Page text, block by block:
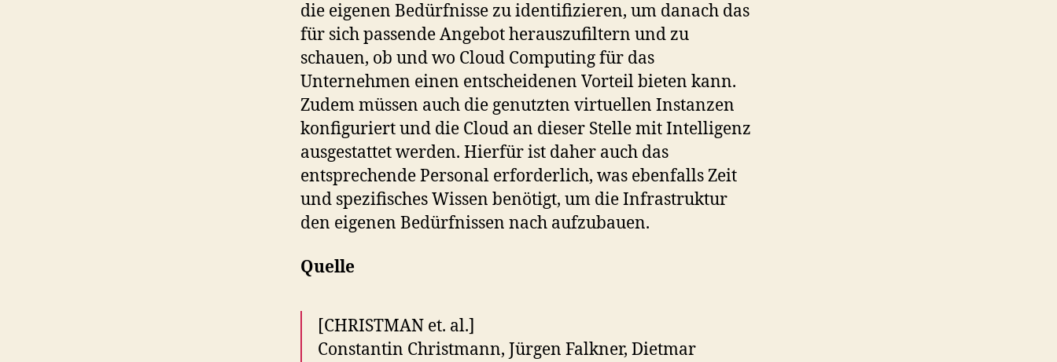
die eigenen Bedürfnisse zu identifizieren, um danach das
für sich passende Angebot herauszufiltern und zu
schauen, ob und wo Cloud Computing für das
Unternehmen einen entscheidenen Vorteil bieten kann.
Zudem müssen auch die genutzten virtuellen Instanzen
konfiguriert und die Cloud an dieser Stelle mit Intelligenz
ausgestattet werden. Hierfür ist daher auch das
entsprechende Personal erforderlich, was ebenfalls Zeit
und spezifisches Wissen benötigt, um die Infrastruktur
den eigenen Bedürfnissen nach aufzubauen.
Quelle
[CHRISTMAN et. al.]
Constantin Christmann, Jürgen Falkner, Dietmar